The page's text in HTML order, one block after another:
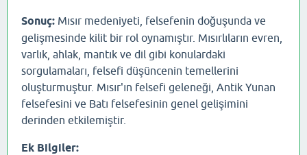
Sonuç: Mısır medeniyeti, felsefenin doğuşunda ve
gelişmesinde kilit bir rol oynamıştır. Mısırlıların evren,
varlık, ahlak, mantık ve dil gibi konulardaki
sorgulamaları, felsefi düşüncenin temellerini
oluşturmuştur. Mısır'ın felsefi geleneği, Antik Yunan
felsefesini ve Batı felsefesinin genel gelişimini
derinden etkilemiştir.
Ek Bilgiler: